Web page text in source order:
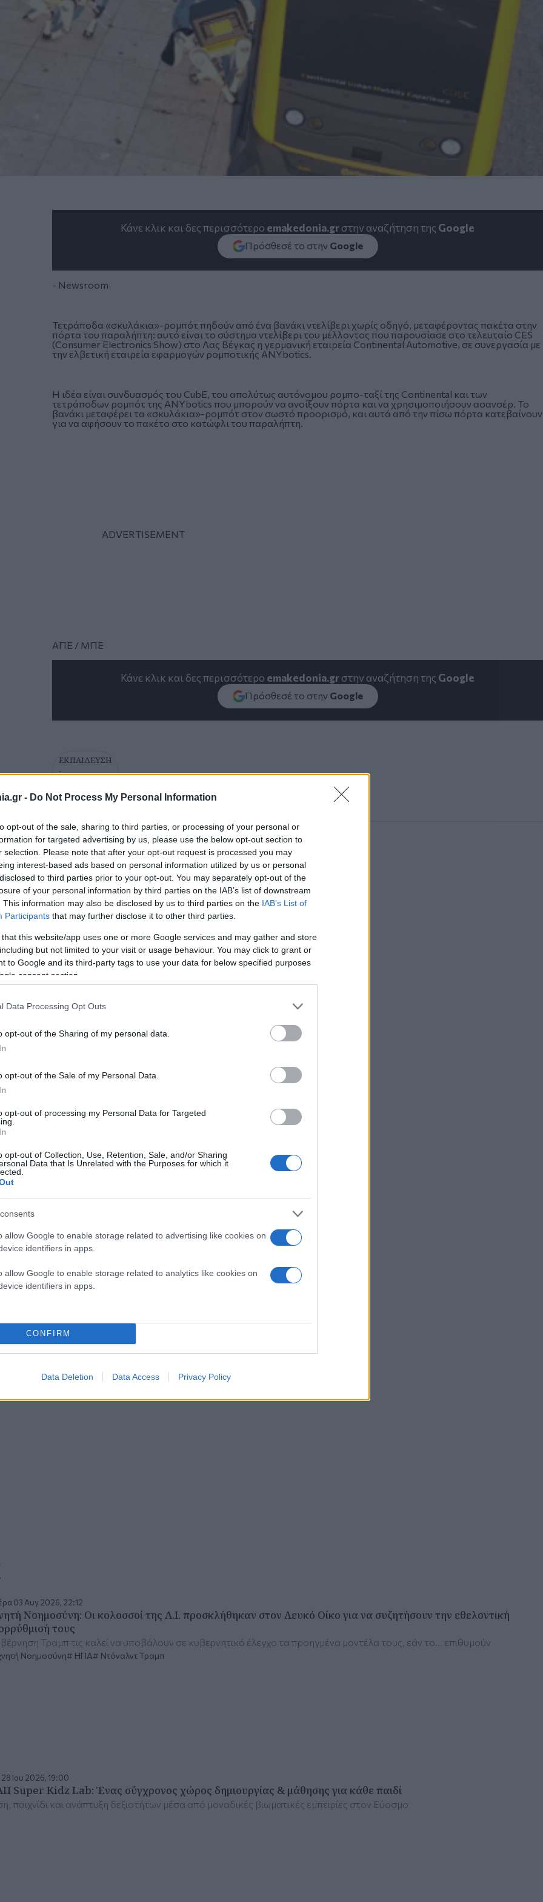
- Do Not Process My Personal Information
opt-out of the sale, sharing to third parties, or processing of your personal or
for targeted advertising by us, please use the below opt-out section to
selection. Please note that after your opt-out request is processed you may
interest-based ads based on personal information utilized by us or personal
to third parties prior to your opt-out. You may separately opt-out of the
of your personal information by third parties on the IAB’s list of downstream
This information may also be disclosed by us to third parties on the IAB’s List of
Participants that may further disclose it to other third parties.
that this website/app uses one or more Google services and may gather and store
but not limited to your visit or usage behaviour. You may click to grant or
to Google and its third-party tags to use your data for below specified purposes
consent section.
Data Processing Opt Outs
opt-out of the Sharing of my personal data.
opt-out of the Sale of my Personal Data.
opt-out of processing my Personal Data for Targeted
opt-out of Collection, Use, Retention, Sale, and/or Sharing
Data that Is Unrelated with the Purposes for which it
allow Google to enable storage related to advertising like cookies on
identifiers in apps.
allow Google to enable storage related to analytics like cookies on
identifiers in apps.
CONFIRM
Data Deletion Data Access Privacy Policy
Κάνε κλικ και δες περισσότερο emakedonia.grστην αναζήτηση της Google
Πρόσθεσέ το στην Google
- Newsroom
Τετράποδα «σκυλάκια»-ρομπότ πηδούν από ένα βανάκι ντελίβερι χωρίς οδηγό, μεταφέροντας πακέτα στην
πόρτα του παραλήπτη: αυτό είναι το σύστημα ντελίβερι του μέλλοντος που παρουσίασε στο τελευταίο CES
(Consumer Electronics Show) στο Λας Βέγκας η γερμανική εταιρεία Continental Automotive, σε συνεργασία με
την ελβετική εταιρεία εφαρμογών ρομποτικής ANYbotics.
Η ιδέα είναι συνδυασμός του CubE, του απολύτως αυτόνομου ρομπο-ταξί της Continental και των
τετράποδων ρομπότ της ANYbotics που μπορούν να ανοίξουν πόρτα και να χρησιμοποιήσουν ασανσέρ. Το
βανάκι μεταφέρει τα «σκυλάκια»-ρομπότ στον σωστό προορισμό, και αυτά από την πίσω πόρτα κατεβαίνουν
για να αφήσουν το πακέτο στο κατώφλι του παραλήπτη.
ΑΠΕ / ΜΠΕ
Κάνε κλικ και δες περισσότερο emakedonia.grστην αναζήτηση της Google
Πρόσθεσέ το στην Google
ΕΚΠΑΙΔΕΥΣΗ
-
03 Αυγ 2026, 22:12
Νοημοσύνη: Οι κολοσσοί της A.I. προσκλήθηκαν στον Λευκό Οίκο για να συζητήσουν την εθελοντική
τους
Τραμπ τις καλεί να υποβάλουν σε κυβερνητικό έλεγχο τα προηγμένα μοντέλα τους, εάν το... επιθυμούν
Νοημοσύνη ΗΠΑ Ντόναλντ Τραμπ
28 Ιου 2026, 19:00
Super Kidz Lab: Ένας σύγχρονος χώρος δημιουργίας & μάθησης για κάθε παιδί
παιχνίδι και ανάπτυξη δεξιοτήτων μέσα από μοναδικές βιωματικές εμπειρίες στον Εύοσμο